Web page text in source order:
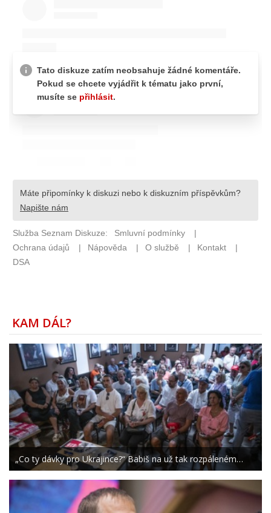
KAM DÁL?
„Co ty dávky pro Ukrajince?“ Babiš na už tak rozpáleném…